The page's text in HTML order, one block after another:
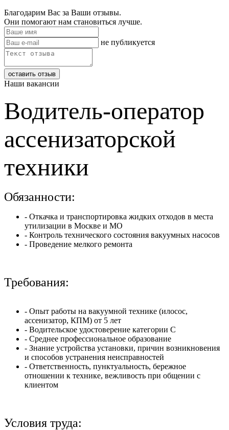
Благодарим Вас за Ваши отзывы.
Они помогают нам становиться лучше.
не публикуется
Наши вакансии
Водитель-оператор
ассенизаторской
техники
Обязанности:
- Откачка и транспортировка жидких отходов в места
утилизации в Москве и МО
- Контроль технического состояния вакуумных насосов
- Проведение мелкого ремонта
Требования:
- Опыт работы на вакуумной технике (илосос,
ассенизатор, КПМ) от 5 лет
- Водительское удостоверение категории C
- Среднее профессиональное образование
- Знание устройства установки, причин возникновения
и способов устранения неисправностей
- Ответственность, пунктуальность, бережное
отношении к технике, вежливость при общении с
клиентом
Условия труда: